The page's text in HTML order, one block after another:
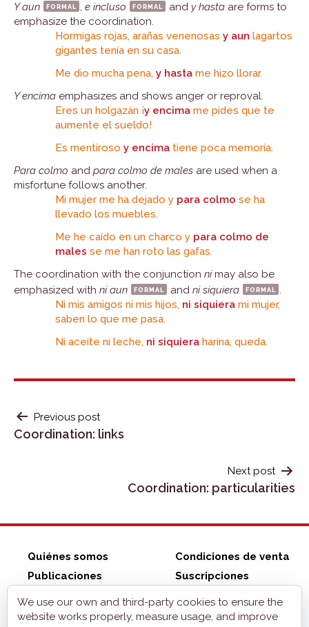
Y aun formal , e incluso formal and y hasta are forms to
emphasize the coordination.
Hormigas rojas, arañas venenosas y aun lagartos
gigantes tenía en su casa.
Me dio mucha pena, y hasta me hizo llorar.
Y encima emphasizes and shows anger or reproval.
Eres un holgazán ¡y encima me pides que te
aumente el sueldo!
Es mentiroso y encima tiene poca memoria.
Para colmo and para colmo de males are used when a
misfortune follows another.
Mi mujer me ha dejado y para colmo se ha
llevado los muebles.
Me he caído en un charco y para colmo de
males se me han roto las gafas.
The coordination with the conjunction nimay also be
emphasized with ni aun formal and ni siquiera formal .
Ni mis amigos ni mis hijos, ni siquiera mi mujer,
saben lo que me pasa.
Ni aceite ni leche, ni siquiera harina, queda.
POST
NAVIGATION
Previous post
Coordination: links
Next post
Coordination: particularities
Quiénes somos
Publicaciones
ZonaELE shop
Condiciones de venta
Suscripciones
Contacto
Aviso legal
We use our own and third-party cookies to ensure the
website works properly, measure usage, and improve